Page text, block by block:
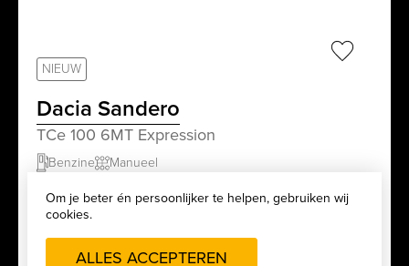
Om je beter én persoonlijker te helpen, gebruiken wij
cookies.
ALLES ACCEPTEREN
NIEUW
Dacia Sandero
TCe 100 6MT Expression
Benzine Manueel
Adviesprijs
€17.160,00
Restbedrag €5.148,00